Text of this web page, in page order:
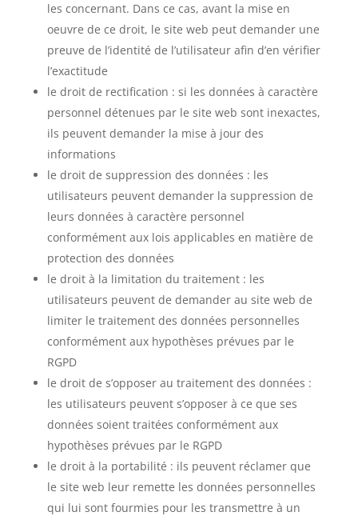
les concernant. Dans ce cas, avant la mise en
oeuvre de ce droit, le site web peut demander une
preuve de l’identité de l’utilisateur afin d’en vérifier
l’exactitude
le droit de rectification : si les données à caractère
personnel détenues par le site web sont inexactes,
ils peuvent demander la mise à jour des
informations
le droit de suppression des données : les
utilisateurs peuvent demander la suppression de
leurs données à caractère personnel
conformément aux lois applicables en matière de
protection des données
le droit à la limitation du traitement : les
utilisateurs peuvent de demander au site web de
limiter le traitement des données personnelles
conformément aux hypothèses prévues par le
RGPD
le droit de s’opposer au traitement des données :
les utilisateurs peuvent s’opposer à ce que ses
données soient traitées conformément aux
hypothèses prévues par le RGPD
le droit à la portabilité : ils peuvent réclamer que
le site web leur remette les données personnelles
qui lui sont fourmies pour les transmettre à un